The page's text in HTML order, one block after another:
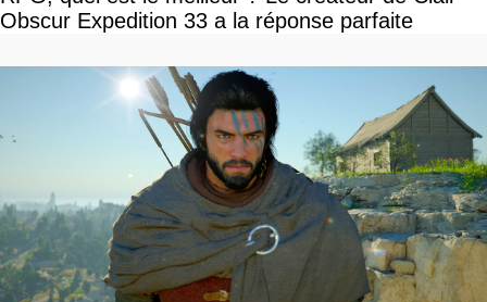
Obscur Expedition 33 a la réponse parfaite